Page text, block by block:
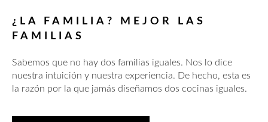
¿LA FAMILIA? MEJOR LAS
FAMILIAS
Sabemos que no hay dos familias iguales. Nos lo dice
nuestra intuición y nuestra experiencia. De hecho, esta es
la razón por la que jamás diseñamos dos cocinas iguales.